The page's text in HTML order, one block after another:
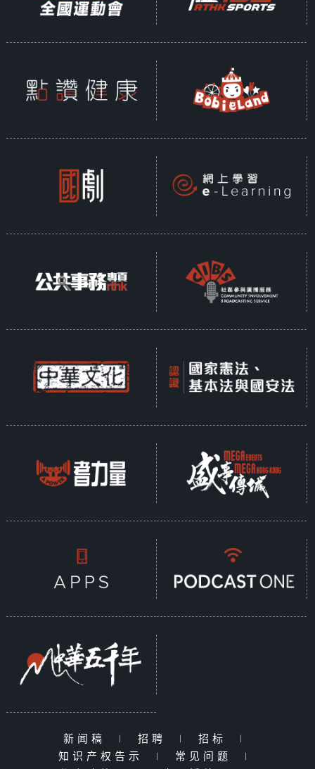
新闻稿 | 招聘 | 招标
|
知识产权告示
| 常见问题
|